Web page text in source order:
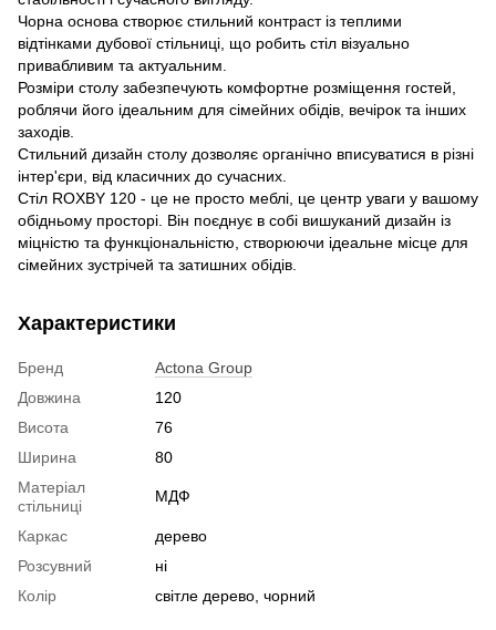
Чорна основа створює стильний контраст із теплими
відтінками дубової стільниці, що робить стіл візуально
привабливим та актуальним.
Розміри столу забезпечують комфортне розміщення гостей,
роблячи його ідеальним для сімейних обідів, вечірок та інших
заходів.
Стильний дизайн столу дозволяє органічно вписуватися в різні
інтер'єри, від класичних до сучасних.
Стіл ROXBY 120 - це не просто меблі, це центр уваги у вашому
обідньому просторі. Він поєднує в собі вишуканий дизайн із
міцністю та функціональністю, створюючи ідеальне місце для
сімейних зустрічей та затишних обідів.
Характеристики
Бренд
Actona Group
Довжина
120
Висота
76
Ширина
80
Матеріал
стільниці
МДФ
Каркас
дерево
Розсувний
ні
Колір
світле дерево, чорний